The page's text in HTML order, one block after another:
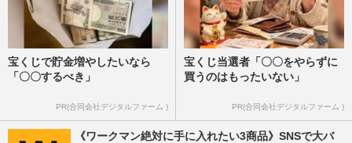
宝くじで貯金増やしたいなら
「〇〇するべき」
PR(合同会社デジタルファーム )
宝くじ当選者「〇〇をやらずに
買うのはもったいない」
PR(合同会社デジタルファーム )
《ワークマン絶対に手に入れたい3商品》SNSで大バ